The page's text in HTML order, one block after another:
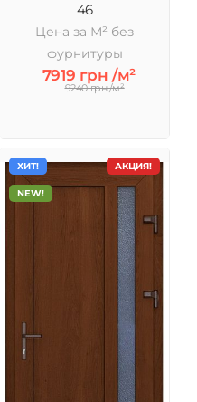
46
Цена за М² без
фурнитуры
7919 грн /м²
9240 грн /м²
АКЦИЯ!
ХИТ!
NEW!